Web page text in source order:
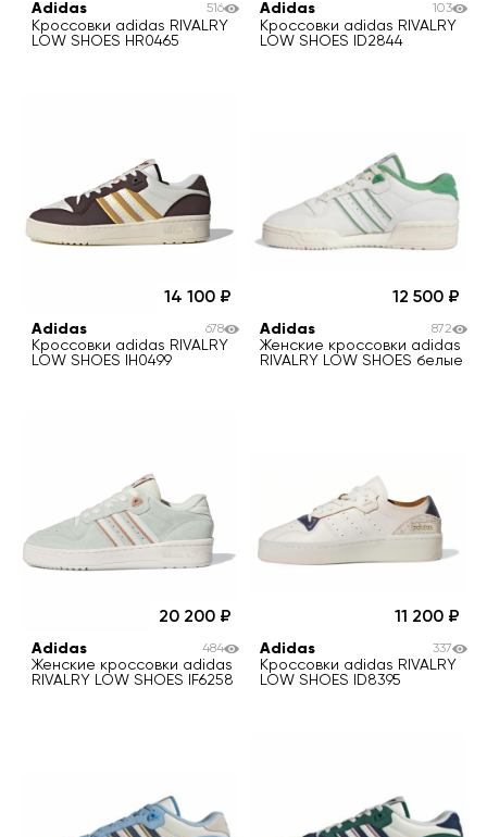
Adidas
Кроссовки adidas RIVALRY
LOW SHOES HR0465
516
Adidas
Кроссовки adidas RIVALRY
LOW SHOES ID2844
103
14 100
Adidas
Кроссовки adidas RIVALRY
LOW SHOES IH0499
678
12 500
Adidas
Женские кроссовки adidas
RIVALRY LOW SHOES белые
872
20 200
Adidas
Женские кроссовки adidas
RIVALRY LOW SHOES IF6258
484
11 200
Adidas
Кроссовки adidas RIVALRY
LOW SHOES ID8395
337